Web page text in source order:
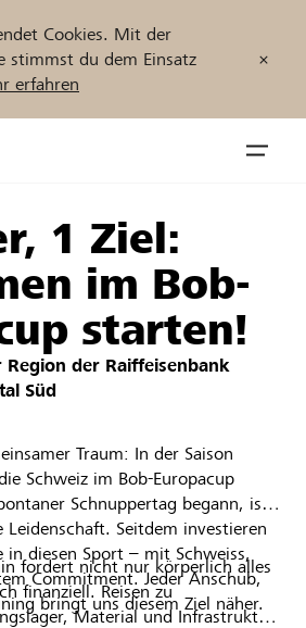
Cookies. Mit der
stimmst du dem Einsatz
erfahren
finden
Jetzt starten
1 Ziel:
im Bob-
starten!
Region der Raiffeisenbank
Süd
Traum: In der Saison
Schweiz im Bob-Europacup
Schnuppertag begann, ist
Leidenschaft. Seitdem investieren
diesen Sport – mit Schweiss,
Commitment. Jeder Anschub,
bringt uns diesem Ziel näher.
fordert nicht nur körperlich alles
finanziell. Reisen zu
Material und Infrastruktur